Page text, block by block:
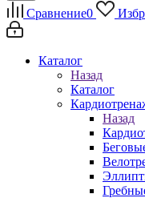
Сравнение0
Каталог
Назад
Каталог
Назад